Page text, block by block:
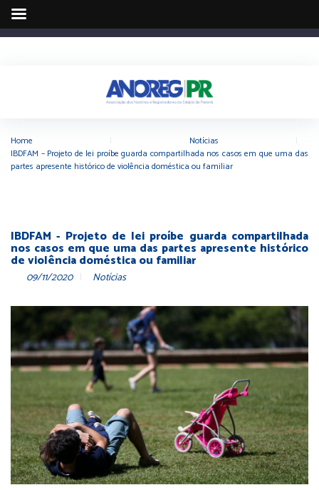
Home Notícias
IBDFAM – Projeto de lei proíbe guarda compartilhada nos casos em que uma das
partes apresente histórico de violência doméstica ou familiar
IBDFAM - Projeto de lei proíbe guarda compartilhada
nos casos em que uma das partes apresente histórico
de violência doméstica ou familiar
09/11/2020 Notícias